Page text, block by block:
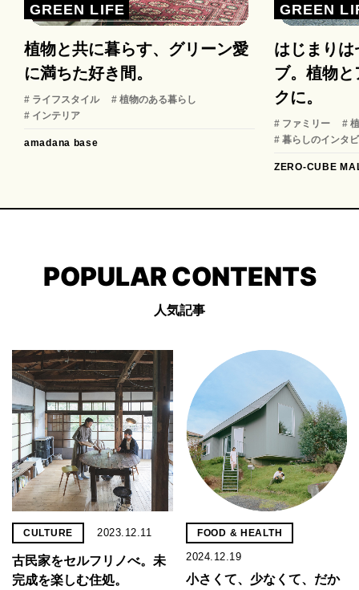
GREEN LIFE
植物と共に暮らす、グリーン愛
に満ちた好き間。
# ライフスタイル
# 植物のある暮らし
# インテリア
amadana base
GREEN
はじまり
ブ。植物
クに。
# ファミリー
#
# 暮らしのインタ
ZERO-CUBE
POPULAR CONTENTS
人気記事
CULTURE 2023.12.11
古民家をセルフリノべ。未
完成を楽しむ住処。
FOOD & HEALTH
2024.12.19
小さくて、少なくて、だか